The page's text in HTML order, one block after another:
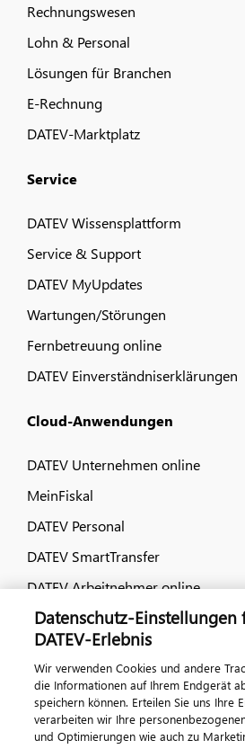
Rechnungswesen
Lohn & Personal
Lösungen für Branchen
E-Rechnung
DATEV-Marktplatz
Service
DATEV Wissensplattform
Service & Support
DATEV MyUpdates
Wartungen/Störungen
Fernbetreuung online
DATEV Einverständniserklärungen
Cloud-Anwendungen
DATEV Unternehmen online
MeinFiskal
DATEV Personal
DATEV SmartTransfer
DATEV Arbeitnehmer online
Dialog & Medien
Veranstaltungen
DATEV magazin
DATEV-Community
Datenschutz-Einstellungen
DATEV-Erlebnis
Wir verwenden Cookies und andere
die Informationen auf Ihrem Endgerät
speichern können. Erteilen Sie uns Ihre
verarbeiten wir Ihre
und Optimierungen wie auch zu